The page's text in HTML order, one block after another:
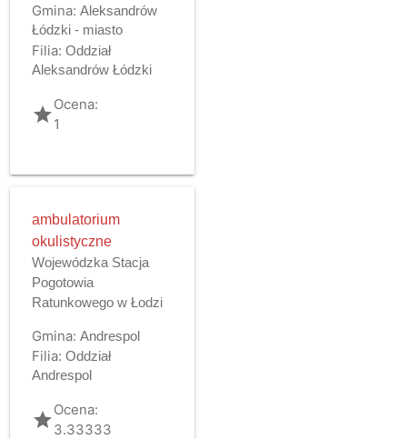
Gmina: Aleksandrów
Łódzki - miasto
Filia: Oddział
Aleksandrów Łódzki
gradeOcena:
1
ambulatorium
okulistyczne
Wojewódzka Stacja
Pogotowia
Ratunkowego w Łodzi
Gmina: Andrespol
Filia: Oddział
Andrespol
gradeOcena:
3.33333